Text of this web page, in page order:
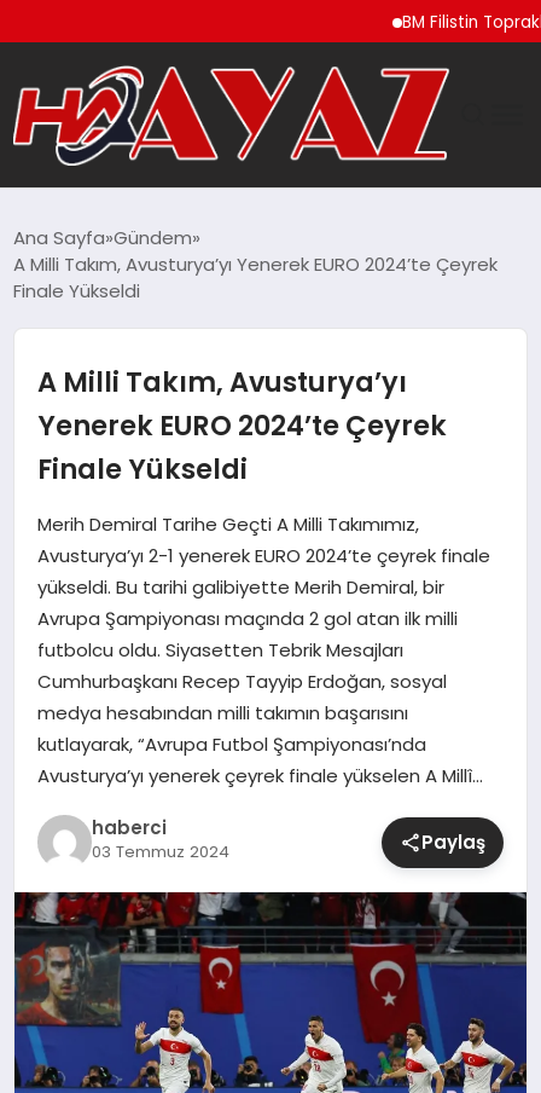
BM Filistin
DÜNYA
MAGAZIN
SAĞLIK
SIYASET
SPOR
TEKNOLOJI
YAŞAM
Ana Sayfa Gündem
A Milli Takım, Avusturya’yı Yenerek EURO 2024’te Çeyrek
Finale Yükseldi
A Milli Takım, Avusturya’yı
Yenerek EURO 2024’te Çeyrek
Finale Yükseldi
Merih Demiral Tarihe Geçti A Milli Takımımız,
Avusturya’yı 2-1 yenerek EURO 2024’te çeyrek finale
yükseldi. Bu tarihi galibiyette Merih Demiral, bir
Avrupa Şampiyonası maçında 2 gol atan ilk milli
futbolcu oldu. Siyasetten Tebrik Mesajları
Cumhurbaşkanı Recep Tayyip Erdoğan, sosyal
medya hesabından milli takımın başarısını
kutlayarak, “Avrupa Futbol Şampiyonası’nda
Avusturya’yı yenerek çeyrek finale yükselen A Millî…
haberci
03 Temmuz 2024 Paylaş